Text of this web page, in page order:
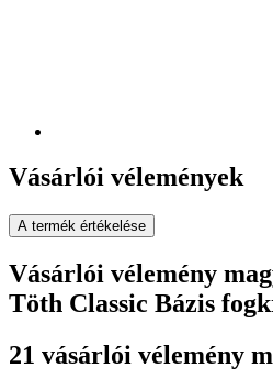
Vásárlói vélemények
A termék értékelése
Vásárlói vélemény
Töth Classic Bázis
21 vásárlói vélemény